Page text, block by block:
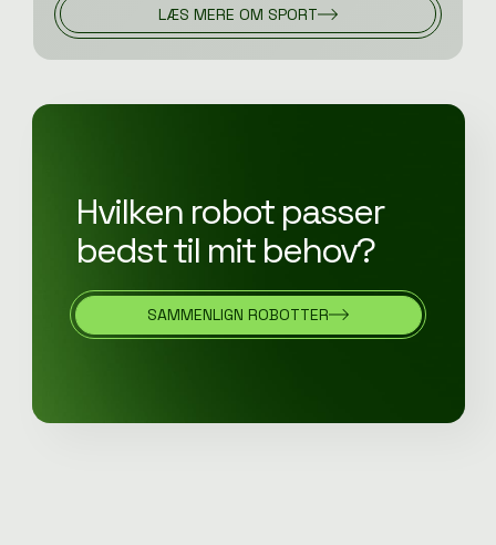
LÆS MERE OM SPORT
Hvilken robot passer
bedst til mit behov?
SAMMENLIGN ROBOTTER